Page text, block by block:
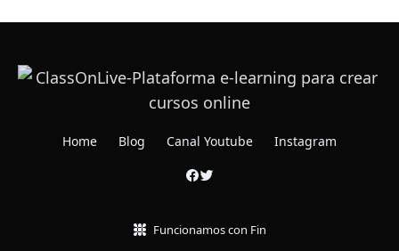
Home Blog Canal Youtube Instagram
Funcionamos con Fin